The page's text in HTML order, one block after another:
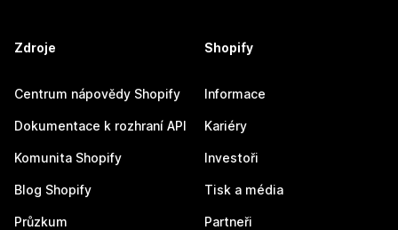
Zdroje
Centrum nápovědy Shopify
Dokumentace k rozhraní API
Komunita Shopify
Blog Shopify
Průzkum
Shopify
Informace
Kariéry
Investoři
Tisk a média
Partneři